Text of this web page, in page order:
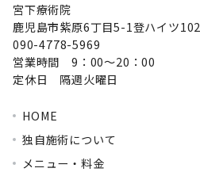
宮下療術院
鹿児島市紫原6丁目5-1登ハイツ102
090-4778-5969
営業時間 9：00～20：00
定休日 隔週火曜日
HOME
独自施術について
メニュー・料金